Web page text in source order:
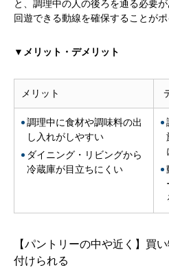
と、調理中の人の後ろを通る必要
回遊できる動線を確保することがポ
▼メリット・デメリット
メリット
調理中に食材や調味料の出
し入れがしやすい
ダイニング・リビングから
冷蔵庫が目立ちにくい
【パントリーの中や近く】買
付けられる